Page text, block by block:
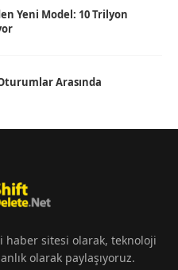
Yeni Model: 10 Trilyon
Arasında
haber sitesi olarak, teknoloji
olarak paylaşıyoruz.